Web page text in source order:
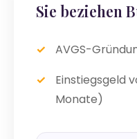
Sie beziehen
AVGS-
Einstiegsgeld
Monate)